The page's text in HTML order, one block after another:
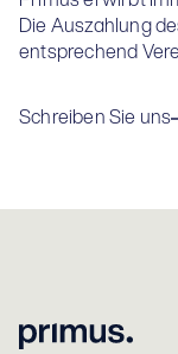
Die Auszahlung
entsprechend
Schreiben Sie uns